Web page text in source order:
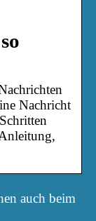
Nachricht
auch beim